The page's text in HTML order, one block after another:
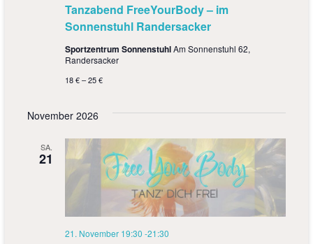
Tanzabend FreeYourBody – im
Sonnenstuhl Randersacker
Sportzentrum SonnenstuhlAm Sonnenstuhl 62,
Randersacker
18 € – 25 €
November 2026
SA.
21
21. November 19:30 -21:30